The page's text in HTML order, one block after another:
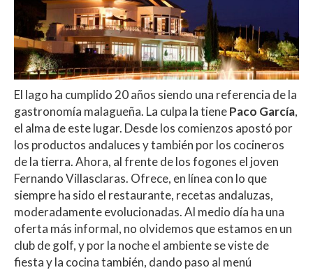
El lago ha cumplido 20 años siendo una referencia de la
gastronomía malagueña. La culpa la tienePaco García,
el alma de este lugar. Desde los comienzos apostó por
los productos andaluces y también por los cocineros
de la tierra. Ahora, al frente de los fogones el joven
Fernando Villasclaras. Ofrece, en línea con lo que
siempre ha sido el restaurante, recetas andaluzas,
moderadamente evolucionadas. Al medio día ha una
oferta más informal, no olvidemos que estamos en un
club de golf, y por la noche el ambiente se viste de
fiesta y la cocina también, dando paso al menú